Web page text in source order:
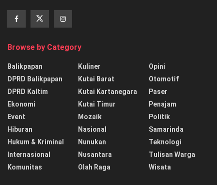
Browse by Category
Balikpapan
DPRD Balikpapan
DPRD Kaltim
Ekonomi
Event
Hiburan
Hukum & Kriminal
Internasional
Komunitas
Kuliner
Kutai Barat
Kutai Kartanegara
Kutai Timur
Mozaik
Nasional
Nunukan
Nusantara
Olah Raga
Opini
Otomotif
Paser
Penajam
Politik
Samarinda
Teknologi
Tulisan Warga
Wisata